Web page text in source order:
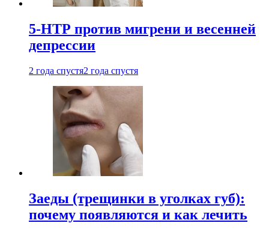
5-НТР против мигрени и весенней
депрессии
2 года спустя2 года спустя
Заеды (трещинки в уголках губ):
почему появляются и как лечить